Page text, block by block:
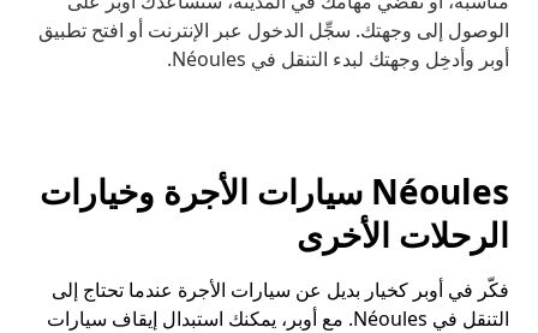
الوصول إلى وجهتك. سجِّل الدخول عبر الإنترنت أو افتح تطبيق
أوبر وأدخِل وجهتك لبدء التنقل في Néoules.
Néoules سيارات الأجرة وخيارات
الرحلات الأخرى
فكّر في أوبر كخيار بديل عن سيارات الأجرة عندما تحتاج إلى
التنقل في Néoules. مع أوبر، يمكنك استبدال إيقاف سيارات